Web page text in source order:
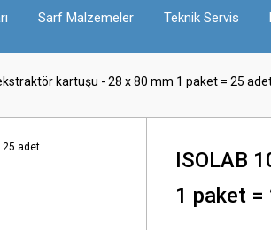
Sarf Malzemeler Teknik Servis
kartuşu - 28 x 80 mm 1 paket = 25
ISOLAB
1 paket